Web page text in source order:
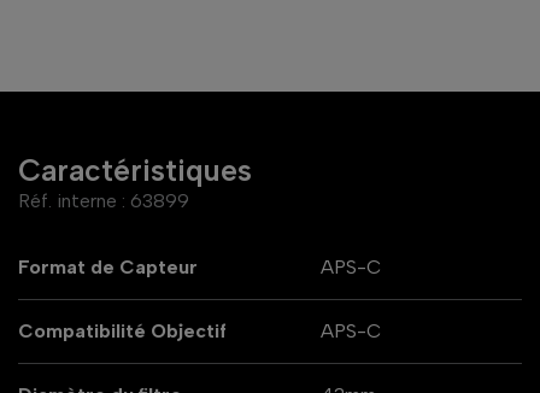
Caractéristiques
Réf. interne : 63899
Format de Capteur APS-C
Compatibilité Objectif APS-C